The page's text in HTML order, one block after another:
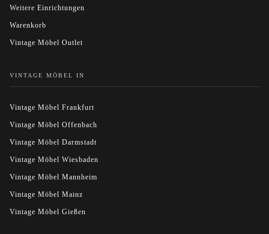
Weitere Einrichtungen
Warenkorb
Vintage Möbel Outlet
VINTAGE MÖBEL IN
Vintage Möbel Frankfurt
Vintage Möbel Offenbach
Vintage Möbel Darmstadt
Vintage Möbel Wiesbaden
Vintage Möbel Mannheim
Vintage Möbel Mainz
Vintage Möbel Gießen